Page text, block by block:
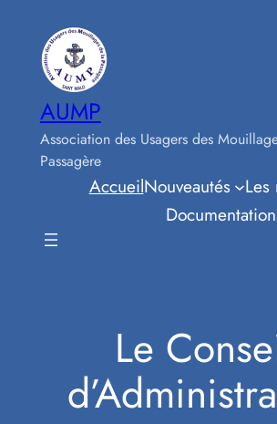
content
AUMP
Association des Usagers des
Passagère
AccueilNouveautés
Les
Le